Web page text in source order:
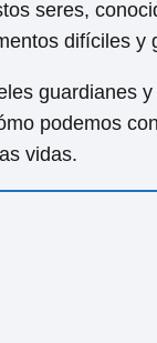
seres,
difíciles
guardianes
podemos
vidas.